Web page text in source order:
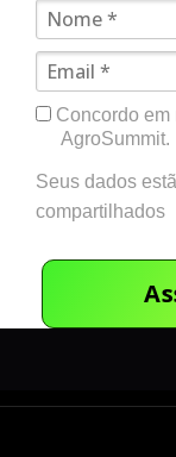
Concordo em
AgroSummit.
Seus dados
compartilhados